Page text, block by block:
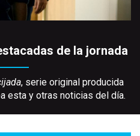
de la jornada
, serie original producida
esta y otras noticias del día.